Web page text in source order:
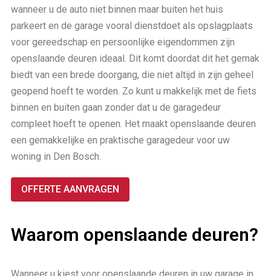
wanneer u de auto niet binnen maar buiten het huis
parkeert en de garage vooral dienstdoet als opslagplaats
voor gereedschap en persoonlijke eigendommen zijn
openslaande deuren ideaal. Dit komt doordat dit het gemak
biedt van een brede doorgang, die niet altijd in zijn geheel
geopend hoeft te worden. Zo kunt u makkelijk met de fiets
binnen en buiten gaan zonder dat u de garagedeur
compleet hoeft te openen. Het maakt openslaande deuren
een gemakkelijke en praktische garagedeur voor uw
woning in Den Bosch.
OFFERTE AANVRAGEN
Waarom openslaande deuren?